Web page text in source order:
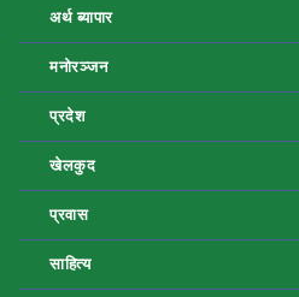
अर्थ ब्यापार
मनोरञ्जन
प्रदेश
खेलकुद
प्रवास
साहित्य